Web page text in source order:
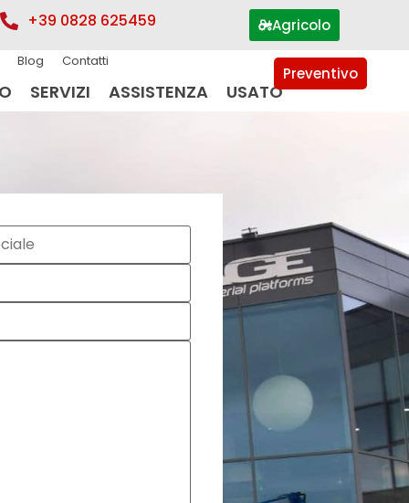
+39 0828 625459 Agricolo
Blog Contatti
SERVIZI ASSISTENZA USATO
Preventivo